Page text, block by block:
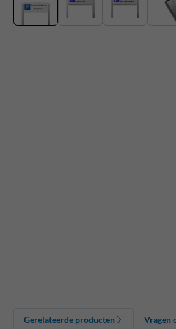
Gerelateerde producten Vragen